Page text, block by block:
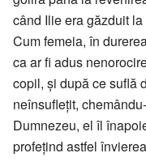
când Ilie era găzduit
Cum femeia, în
ca ar fi adus
copil, și după ce suflă
neînsuflețit,
Dumnezeu, el îl
profețind astfel